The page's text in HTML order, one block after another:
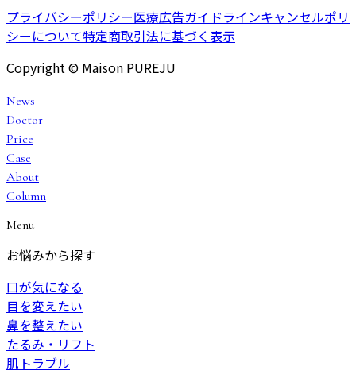
プライバシーポリシー医療広告ガイドラインキャンセルポリ
シーについて特定商取引法に基づく表示
Copyright © Maison PUREJU
News
Doctor
Price
Case
About
Column
Menu
お悩みから探す
口が気になる
目を変えたい
鼻を整えたい
たるみ・リフト
肌トラブル